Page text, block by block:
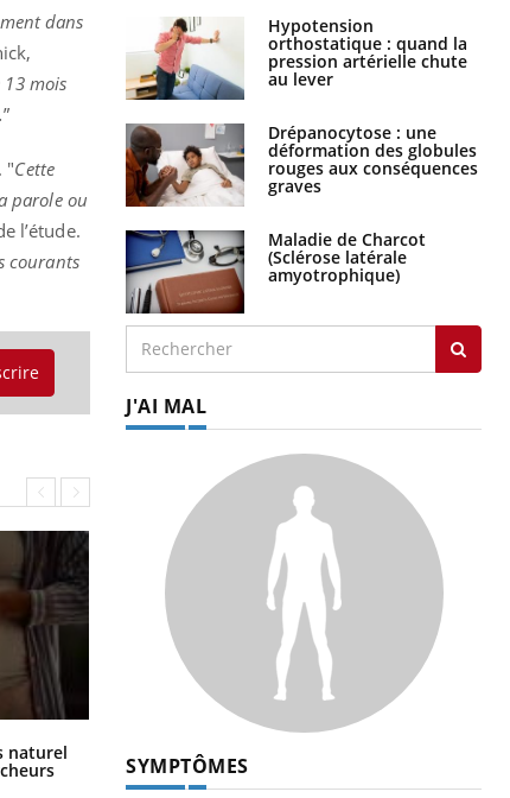
dans
mois
”
"Cette
parole ou
l’étude.
courants
naturel
vacances ?
Hypotension
orthostatique : quand la
pression artérielle chute
au lever
Drépanocytose : une
déformation des globules
rouges aux conséquences
graves
Maladie de Charcot
(Sclérose latérale
amyotrophique)
J'AI MAL
SYMPTÔMES